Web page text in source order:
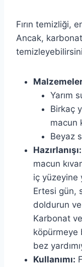
Fırın temizliği,
Ancak, karbonat
Yarım
Birkaç
macun
Beyaz
Hazırlanışı:
macun
iç yüzeyine
Ertesi gün,
doldurun ve
Karbonat
köpürmeye
bez
Kullanımı: